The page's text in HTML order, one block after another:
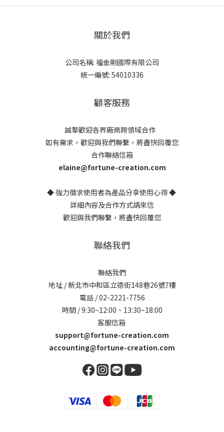
關於我們
公司名稱: 福金剛國際有限公司
統一編號: 54010336
顧客服務
誠摯歡迎各界廠商跨領域合作
如有需求，歡迎與我們聯繫，將盡快回覆您
合作聯絡信箱
elaine@fortune-creation.com
◆ 強力徵求使用者為產品分享使用心得 ◆
詳細內容及合作方式請來信
歡迎與我們聯繫，將盡快回覆您
聯絡我們
聯絡我們
地址 / 新北市中和區立德街148巷26號7樓
電話 / 02-2221-7756
時間 / 9:30~12:00、13:30~18:00
客服信箱
support@fortune-creation.com
accounting@fortune-creation.com